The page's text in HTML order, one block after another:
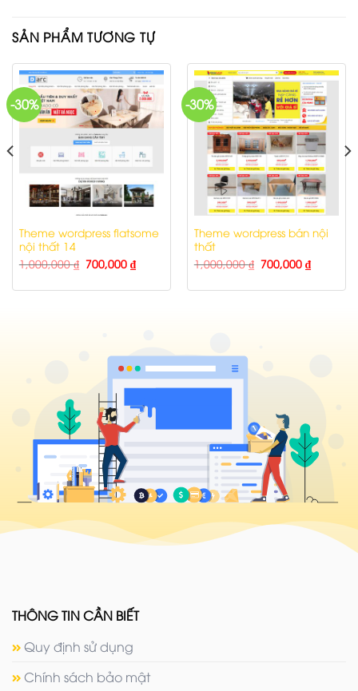
SẢN PHẨM TƯƠNG TỰ
-30%
Theme wordpress flatsome
nội thất 14
1,000,000₫ 700,000 ₫
-30%
Theme wordpress bán nội
thất
1,000,000₫ 700,000 ₫
THÔNG TIN CẦN BIẾT
Quy định sử dụng
Chính sách bảo mật